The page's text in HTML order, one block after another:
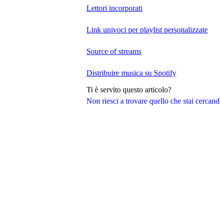
Non riesci a trovare quello che stai
Lettori incorporati
Link univoci per playlist personalizzate
Source of streams
Distribuire musica su Spotify
Ti è servito questo articolo?